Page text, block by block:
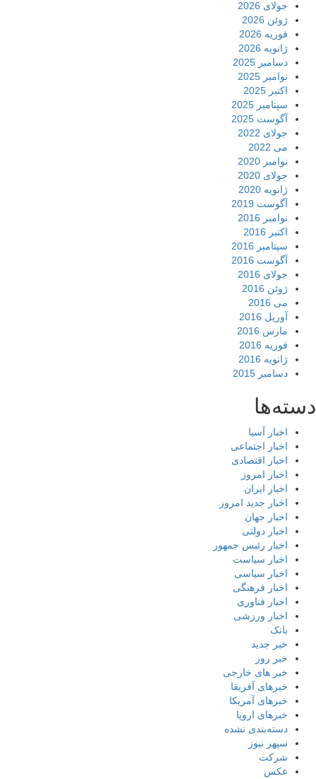
جولای 2026
ژوئن 2026
فوریه 2026
ژانویه 2026
دسامبر 2025
نوامبر 2025
اکتبر 2025
سپتامبر 2025
آگوست 2025
جولای 2022
می 2022
نوامبر 2020
جولای 2020
ژانویه 2020
آگوست 2019
نوامبر 2016
اکتبر 2016
سپتامبر 2016
آگوست 2016
جولای 2016
ژوئن 2016
می 2016
آوریل 2016
مارس 2016
فوریه 2016
ژانویه 2016
دسامبر 2015
اخبار آسیا
اخبار اجتماعی
اخبار اقتصادی
اخبار امروز
اخبار ایران
اخبار جدید امروز
اخبار جهان
اخبار دولتی
اخبار رئیس جمهور
اخبار سیاست
اخبار سیاسی
اخبار فرهنگی
اخبار فناوری
اخبار ورزشی
بانک
خبر جدید
خبر روز
خبر های خارجی
خبرهای آفریقا
خبرهای آمریکا
خبرهای اروپا
دسته‌بندی نشده
سپهر نیوز
شرکت
عکس